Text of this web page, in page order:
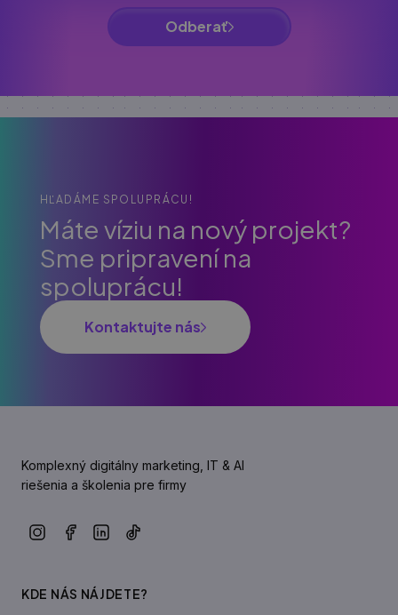
Odberať
HĽADÁME SPOLUPRÁCU!
Máte víziu na nový projekt?
Sme pripravení na
spoluprácu!
Kontaktujte nás
Komplexný digitálny marketing, IT & AI
riešenia a školenia pre firmy
KDE NÁS NÁJDETE?